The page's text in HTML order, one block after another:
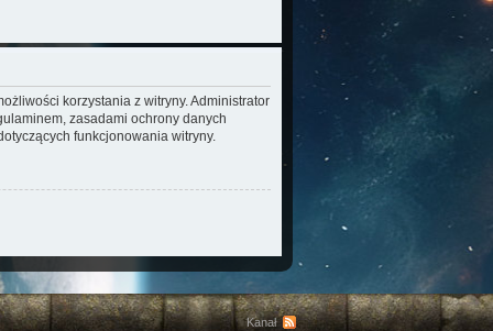
korzystania z witryny. Administrator
zasadami ochrony danych
funkcjonowania witryny.
Kanał